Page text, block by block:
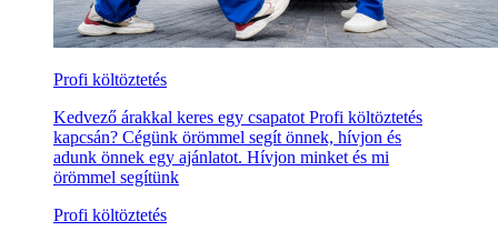
Profi költöztetés
Kedvező árakkal keres egy csapatot Profi költöztetés
kapcsán? Cégünk örömmel segít önnek, hívjon és
adunk önnek egy ajánlatot. Hívjon minket és mi
örömmel segítünk
Profi költöztetés